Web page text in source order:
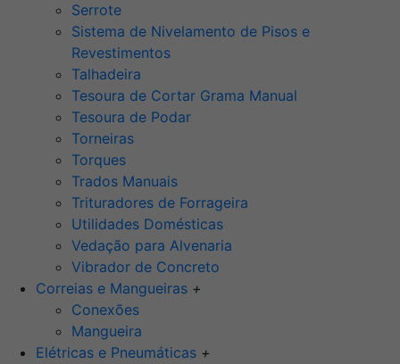
Serrote
Sistema de Nivelamento de Pisos e
Revestimentos
Talhadeira
Tesoura de Cortar Grama Manual
Tesoura de Podar
Torneiras
Torques
Trados Manuais
Trituradores de Forrageira
Utilidades Domésticas
Vedação para Alvenaria
Vibrador de Concreto
Correias e Mangueiras +
Conexões
Mangueira
Elétricas e Pneumáticas +